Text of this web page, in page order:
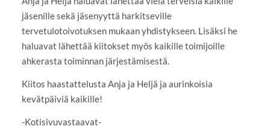
jäsenille sekä jäsenyyttä harkitseville
tervetulotoivotuksen mukaan yhdistykseen. Lisäksi he
haluavat lähettää kiitokset myös kaikille toimijoille
ahkerasta toiminnan järjestämisestä.
Kiitos haastattelusta Anja ja Heljä ja aurinkoisia
kevätpäiviä kaikille!
-Kotisivuvastaavat-